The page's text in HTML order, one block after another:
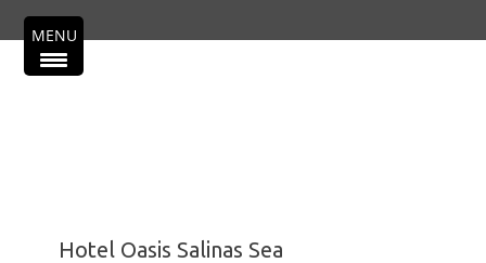
till
innehåll
Primär meny
Hotel Oasis Salinas Sea
MENU